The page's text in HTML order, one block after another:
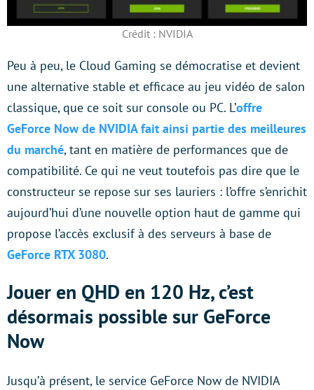
Crédit : NVIDIA
Peu à peu, le Cloud Gaming se démocratise et devient
une alternative stable et efficace au jeu vidéo de salon
classique, que ce soit sur console ou PC. L’offre
GeForce Now de NVIDIA fait ainsi partie des meilleures
du marché, tant en matière de performances que de
compatibilité. Ce qui ne veut toutefois pas dire que le
constructeur se repose sur ses lauriers : l’offre s’enrichit
aujourd’hui d’une nouvelle option haut de gamme qui
propose l’accès exclusif à des serveurs à base de
GeForce RTX 3080.
Jouer en QHD en 120 Hz, c’est
désormais possible sur GeForce
Now
Jusqu’à présent, le service GeForce Now de NVIDIA